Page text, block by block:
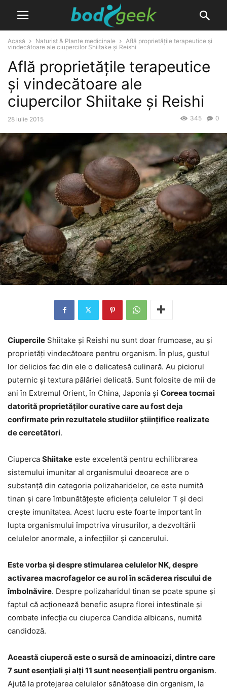
Acasă Naturist & Plante medicinale
Află proprietățile terapeutice și
vindecătoare ale ciupercilor Shiitake și Reishi
Află proprietățile terapeutice
și vindecătoare ale
ciupercilor Shiitake și Reishi
28 iulie 2015 0
345
Ciupercile Shiitake și Reishi nu sunt doar frumoase, au și
proprietăți vindecătoare pentru organism. În plus, gustul
lor delicios fac din ele o delicatesă culinară. Au piciorul
puternic și textura pălăriei delicată. Sunt folosite de mii de
ani în Extremul Orient, în China, Japonia și Coreea tocmai
datorită proprietăților curative care au fost deja
confirmate prin rezultatele studiilor științifice realizate
de cercetători.
Ciuperca Shiitake este excelentă pentru echilibrarea
sistemului imunitar al organismului deoarece are o
substanță din categoria polizaharidelor, ce este numită
tinan și care îmbunătățește eficiența celulelor T și deci
crește imunitatea. Acest lucru este foarte important în
lupta organismului împotriva virusurilor, a dezvoltării
celulelor anormale, a infecțiilor și cancerului.
Este vorba și despre stimularea celulelor NK, despre
activarea macrofagelor ce au rol în scăderea riscului de
îmbolnăvire. Despre polizaharidul tinan se poate spune și
faptul că acționează benefic asupra florei intestinale și
combate infecția cu ciuperca Candida albicans, numită
candidoză.
Această ciupercă este o sursă de aminoacizi, dintre care
7 sunt esențiali și alți 11 sunt neesențiali pentru organism.
Ajută la protejarea celulelor sănătoase din organism, la